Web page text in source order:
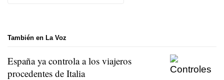
También en La Voz
España ya controla a los viajeros
procedentes de Italia